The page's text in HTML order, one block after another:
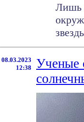
Лишь
08.03.2023
12:38
Ученые